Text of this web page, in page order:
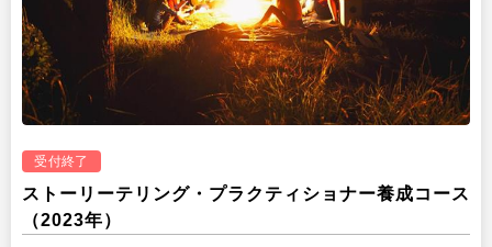
受付終了
ストーリーテリング・プラクティショナー養成コース
（2023年）